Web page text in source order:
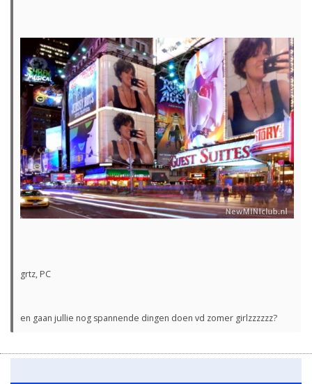
grtz, PC
en gaan jullie nog spannende dingen doen vd zomer girlzzzzzz?